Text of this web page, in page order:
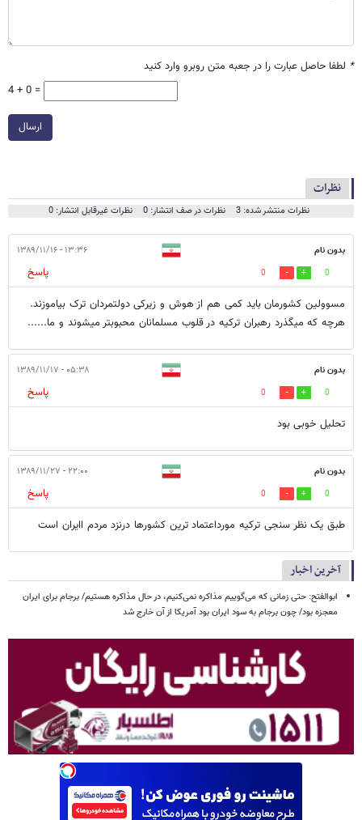
* لطفا حاصل عبارت را در جعبه متن روبرو وارد کنید
4 + 0 =
ارسال
نظرات
نظرات منتشر شده: 3 نظرات در صف انتشار: 0 نظرات غیرقابل انتشار: 0
بدون نام ۱۳:۳۶ - ۱۳۸۹/۱۱/۱۶
0
0
پاسخ
مسوولین کشورمان باید کمی هم از هوش و زیرکی دولتمردان ترک بیاموزند.
هرچه که میگذرد رهبران ترکیه در قلوب مسلمانان محبوبتر میشوند و ما......
بدون نام ۰۵:۳۸ - ۱۳۸۹/۱۱/۱۷
0
0
پاسخ
تحلیل خوبی بود
بدون نام ۲۲:۰۰ - ۱۳۸۹/۱۱/۲۷
0
0
پاسخ
طبق یک نظر سنجی ترکیه مورداعتماد ترین کشورها درنزد مردم اایران است
آخرین اخبار
ابوالفتح: حتی زمانی که می‌گوییم مذاکره نمی‌کنیم، در حال مذاکره هستیم/ برجام برای ایران
معجزه بود/ چون برجام به سود ایران بود آمریکا از آن خارج شد